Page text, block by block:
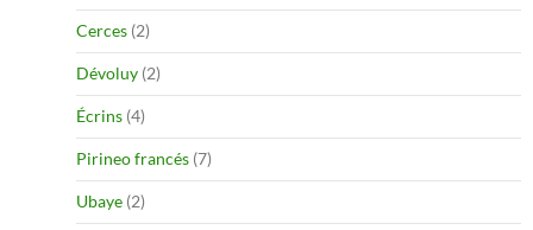
Cerces (2)
Dévoluy (2)
Écrins (4)
Pirineo francés (7)
Ubaye (2)